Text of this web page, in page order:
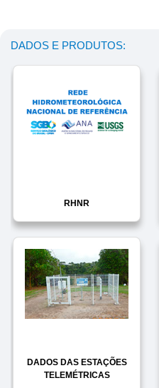
DADOS E PRODUTOS:
RHNR
DADOS DAS ESTAÇÕES
TELEMÉTRICAS